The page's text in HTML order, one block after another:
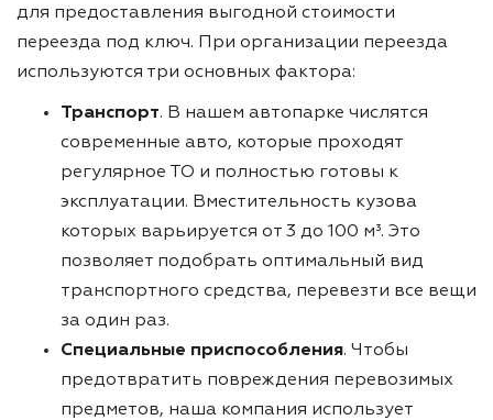
для предоставления выгодной стоимости
переезда под ключ. При организации переезда
используются три основных фактора:
Транспорт. В нашем автопарке числятся
современные авто, которые проходят
регулярное ТО и полностью готовы к
эксплуатации. Вместительность кузова
которых варьируется от 3 до 100 м³. Это
позволяет подобрать оптимальный вид
транспортного средства, перевезти все вещи
за один раз.
Специальные приспособления. Чтобы
предотвратить повреждения перевозимых
предметов, наша компания использует